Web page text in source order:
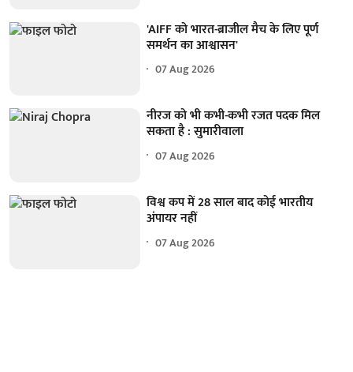
'AIFF को भारत-ब्राजील मैच के लिए पूर्ण
समर्थन का आश्वासन'
07 Aug 2026
नीरज को भी कभी-कभी रजत पदक मिल
सकता है : सुमारीवाला
07 Aug 2026
विश्व कप में 28 साल बाद कोई भारतीय
अंपायर नहीं
07 Aug 2026